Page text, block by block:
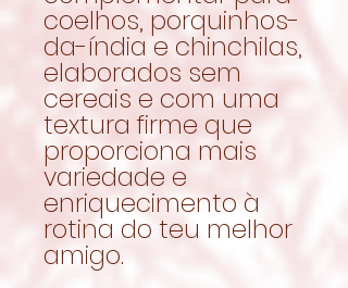
coelhos, porquinhos-
da-índia e chinchilas,
elaborados sem
cereais e com uma
textura firme que
proporciona mais
variedade e
enriquecimento à
rotina do teu melhor
amigo.